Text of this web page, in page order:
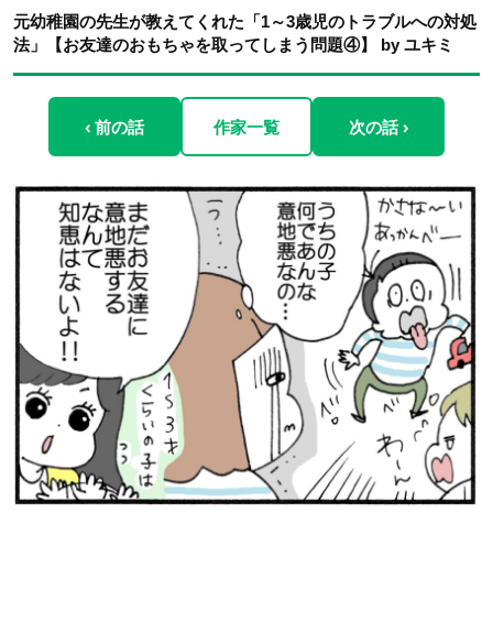
元幼稚園の先生が教えてくれた「1～3歳児のトラブルへの対処
法」【お友達のおもちゃを取ってしまう問題④】 by ユキミ
‹ 前の話 作家一覧 次の話 ›